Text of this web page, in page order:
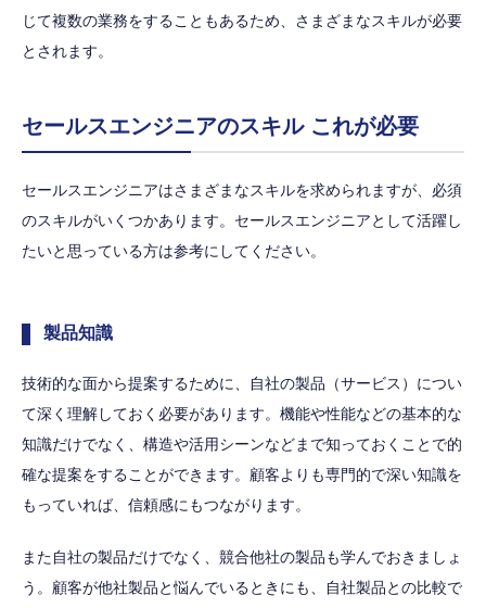
じて複数の業務をすることもあるため、さまざまなスキルが必要
とされます。
セールスエンジニアのスキル これが必要
セールスエンジニアはさまざまなスキルを求められますが、必須
のスキルがいくつかあります。セールスエンジニアとして活躍し
たいと思っている方は参考にしてください。
製品知識
技術的な面から提案するために、自社の製品（サービス）につい
て深く理解しておく必要があります。機能や性能などの基本的な
知識だけでなく、構造や活用シーンなどまで知っておくことで的
確な提案をすることができます。顧客よりも専門的で深い知識を
もっていれば、信頼感にもつながります。
また自社の製品だけでなく、競合他社の製品も学んでおきましょ
う。顧客が他社製品と悩んでいるときにも、自社製品との比較で